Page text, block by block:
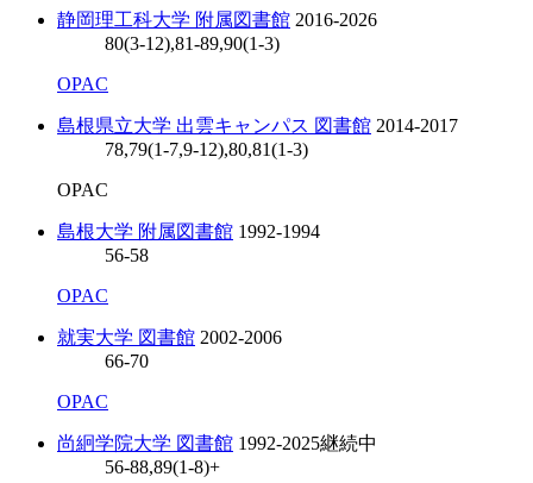
静岡理工科大学 附属図書館 2016-2026
80(3-12),81-89,90(1-3)
OPAC
島根県立大学 出雲キャンパス 図書館 2014-2017
78,79(1-7,9-12),80,81(1-3)
OPAC
島根大学 附属図書館 1992-1994
56-58
OPAC
就実大学 図書館 2002-2006
66-70
OPAC
尚絅学院大学 図書館 1992-2025継続中
56-88,89(1-8)+